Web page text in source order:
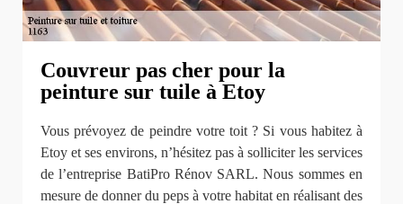
Couvreur pas cher pour la
peinture sur tuile à Etoy
Vous prévoyez de peindre votre toit ? Si vous habitez à
Etoy et ses environs, n’hésitez pas à solliciter les services
de l’entreprise BatiPro Rénov SARL. Nous sommes en
mesure de donner du peps à votre habitat en réalisant des